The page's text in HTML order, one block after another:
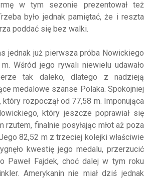
w tym sezonie prezentował też
było jednak pamiętać, że i reszta
poddać się bez walki.
jednak już pierwsza próba Nowickiego
Wśród jego rywali niewielu udawało
tak daleko, dlatego z nadzieją
medalowe szanse Polaka. Spokojniej
który rozpoczął od 77,58 m. Imponująca
który jeszcze poprawiał się
rzutem, finalnie posyłając młot aż poza
82,52 m z trzeciej kolejki właściwie
kwestię jego medalu, przerzucić
Paweł Fajdek, choć dalej w tym roku
Amerykanin nie miał dziś jednak